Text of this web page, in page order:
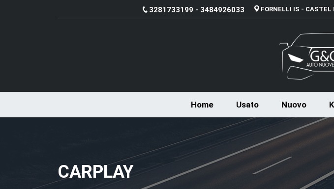
FORNELLI IS - CASTEL
3281733199 - 3484926033
Home Usato Nuovo
CARPLAY